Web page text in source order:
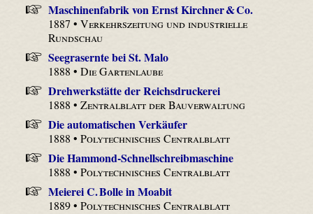
Maschinenfabrik von Ernst Kirchner & Co.
1887 •Verkehrszeitung und industrielle
Rundschau
Seegrasernte bei St. Malo
1888 •Die Gartenlaube
Drehwerkstätte der Reichsdruckerei
1888 •Zentralblatt der Bauverwaltung
Die automatischen Verkäufer
1888 •Polytechnisches Centralblatt
Die Hammond-Schnellschreibmaschine
1888 •Polytechnisches Centralblatt
Meierei C. Bolle in Moabit
1889 •Polytechnisches Centralblatt